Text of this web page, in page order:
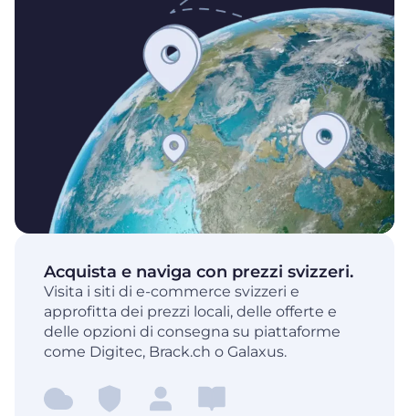
Acquista e naviga con prezzi svizzeri.
Visita i siti di e-commerce svizzeri e
approfitta dei prezzi locali, delle offerte e
delle opzioni di consegna su piattaforme
come Digitec, Brack.ch o Galaxus.